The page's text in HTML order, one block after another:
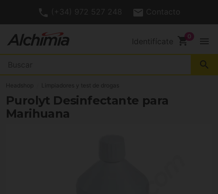
(+34) 972 527 248 Contacto
Identifícate shopping_cart menu
search
Headshop Limpiadores y test de drogas
Purolyt Desinfectante para
Marihuana